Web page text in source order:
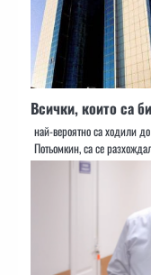
Всички, които са
най-вероятно са ходили
Потьомкин, са се